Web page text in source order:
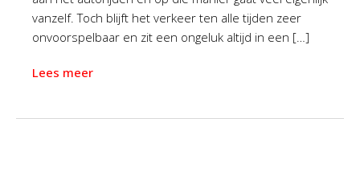
vanzelf. Toch blijft het verkeer ten alle tijden zeer
onvoorspelbaar en zit een ongeluk altijd in een […]
Lees meer